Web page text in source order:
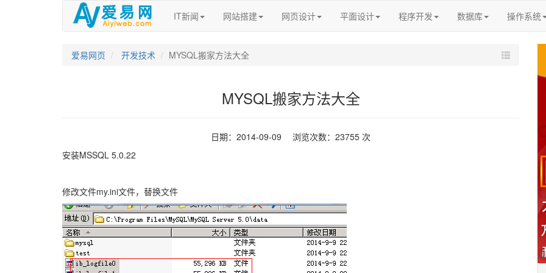
IT新闻 网站搭建 网页设计 平面设计 程序开发 数据库 操作系统
爱易网页 开发技术 MYSQL搬家方法大全
MYSQL搬家方法大全
日期：2014-09-09 浏览次数：23755 次
安装MSSQL 5.0.22
修改文件my.ini文件，替换文件